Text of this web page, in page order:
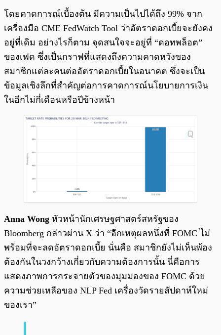
โดยคาดการณ์เบื้องต้น มีความเป็นไปได้ถึง 99% จาก
เครื่องมือ CME FedWatch Tool ว่าอัตราดอกเบี้ยจะยังคง
อยู่ที่เดิม อย่างไรก็ตาม จุดสนใจจะอยู่ที่ “ดอทพล็อต”
ของเฟด ซึ่งเป็นกราฟที่แสดงถึงความคาดหวังของ
สมาชิกแต่ละคนต่ออัตราดอกเบี้ยในอนาคต ซึ่งจะเป็น
ข้อมูลเชิงลึกที่สำคัญต่อการคาดการณ์นโยบายการเงิน
ในอีกไม่กี่เดือนหรือปีข้างหน้า
Anna Wong หัวหน้านักเศรษฐศาสตร์สหรัฐของ
Bloomberg กล่าวผ่าน X ว่า “อีกเหตุผลหนึ่งที่ FOMC ไม่
พร้อมที่จะลดอัตราดอกเบี้ย นั่นคือ สมาชิกยังไม่เห็นพ้อง
ต้องกันในวงกว้างเกี่ยวกับความต้องการนั้น นี่คือการ
แสดงภาพการกระจายตัวของมุมมองของ FOMC ด้วย
ความช่วยเหลือของ NLP Fed เครื่องวัดรายสัปดาห์ใหม่
ของเรา”